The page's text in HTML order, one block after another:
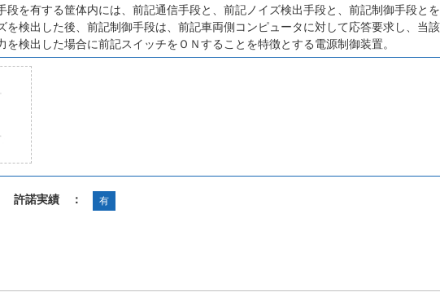
段を有する筐体内には、前記通信手段と、前記ノイズ検出手段と、前記制御手段と
を検出した後、前記制御手段は、前記車両側コンピュータに対して応答要求し、当
を検出した場合に前記スイッチをＯＮすることを特徴とする電源制御装置。
許諾実績 ： 有